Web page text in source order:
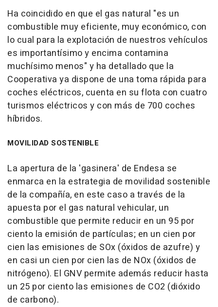
Ha coincidido en que el gas natural "es un
combustible muy eficiente, muy económico, con
lo cual para la explotación de nuestros vehículos
es importantísimo y encima contamina
muchísimo menos" y ha detallado que la
Cooperativa ya dispone de una toma rápida para
coches eléctricos, cuenta en su flota con cuatro
turismos eléctricos y con más de 700 coches
híbridos.
MOVILIDAD SOSTENIBLE
La apertura de la 'gasinera' de Endesa se
enmarca en la estrategia de movilidad sostenible
de la compañía, en este caso a través de la
apuesta por el gas natural vehicular, un
combustible que permite reducir en un 95 por
ciento la emisión de partículas; en un cien por
cien las emisiones de SOx (óxidos de azufre) y
en casi un cien por cien las de NOx (óxidos de
nitrógeno). El GNV permite además reducir hasta
un 25 por ciento las emisiones de CO2 (dióxido
de carbono).